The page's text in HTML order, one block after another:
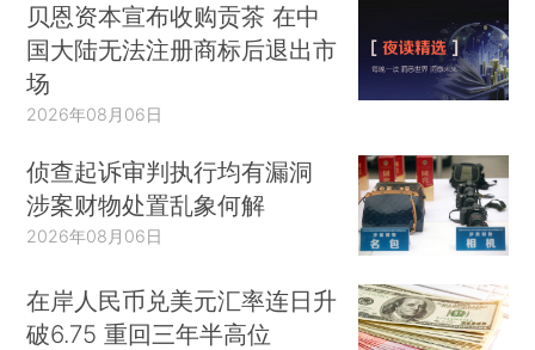
贝恩资本宣布收购贡茶 在中
国大陆无法注册商标后退出市
场
2026年08月06日
侦查起诉审判执行均有漏洞
涉案财物处置乱象何解
2026年08月06日
在岸人民币兑美元汇率连日升
破6.75 重回三年半高位